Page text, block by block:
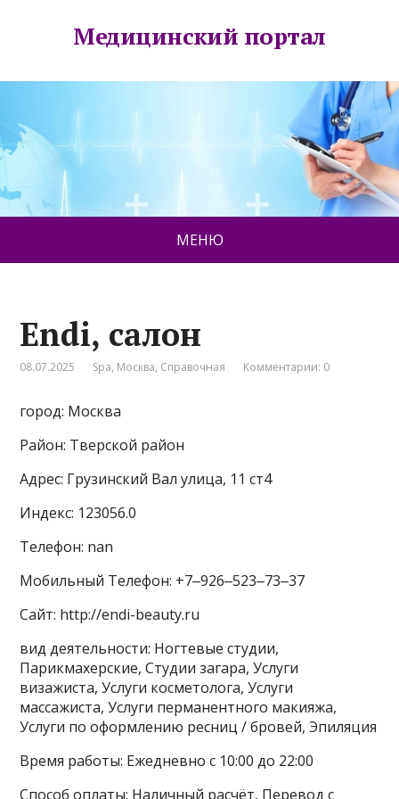
Медицинский портал
МЕНЮ
Endi, салон
08.07.2025 Spa, Москва, Справочная Комментарии: 0
город: Москва
Район: Тверской район
Адрес: Грузинский Вал улица, 11 ст4
Индекс: 123056.0
Телефон: nan
Мобильный Телефон: +7‒926‒523‒73‒37
Сайт: http://endi-beauty.ru
вид деятельности: Ногтевые студии,
Парикмахерские, Студии загара, Услуги
визажиста, Услуги косметолога, Услуги
массажиста, Услуги перманентного макияжа,
Услуги по оформлению ресниц / бровей, Эпиляция
Время работы: Ежедневно с 10:00 до 22:00
Способ оплаты: Наличный расчёт, Перевод с